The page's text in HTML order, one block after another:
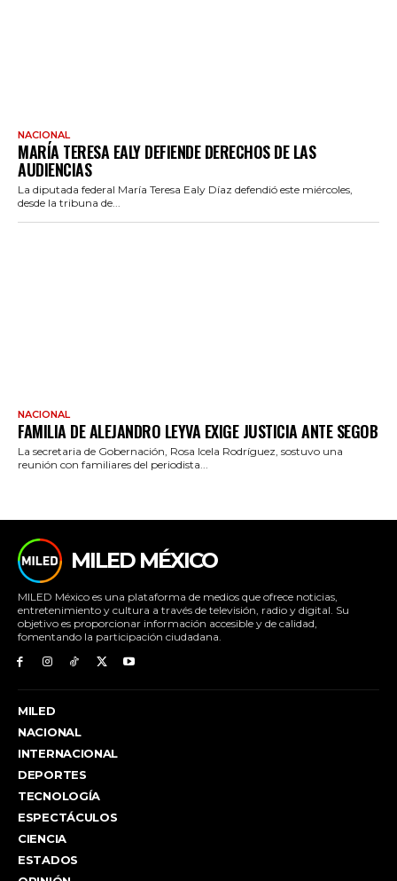
NACIONAL
MARÍA TERESA EALY DEFIENDE DERECHOS DE LAS
AUDIENCIAS
La diputada federal María Teresa Ealy Díaz defendió este miércoles,
desde la tribuna de...
NACIONAL
FAMILIA DE ALEJANDRO LEYVA EXIGE JUSTICIA ANTE SEGOB
La secretaria de Gobernación, Rosa Icela Rodríguez, sostuvo una
reunión con familiares del periodista...
MILED MÉXICO
MILED México es una plataforma de medios que ofrece noticias,
entretenimiento y cultura a través de televisión, radio y digital. Su
objetivo es proporcionar información accesible y de calidad,
fomentando la participación ciudadana.
MILED
NACIONAL
INTERNACIONAL
DEPORTES
TECNOLOGÍA
ESPECTÁCULOS
CIENCIA
ESTADOS